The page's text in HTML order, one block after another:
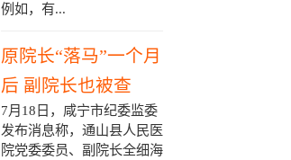
例如，有...
原院长“落马”一个月
后 副院长也被查
7月18日，咸宁市纪委监委
发布消息称，通山县人民医
院党委委员、副院长全细海